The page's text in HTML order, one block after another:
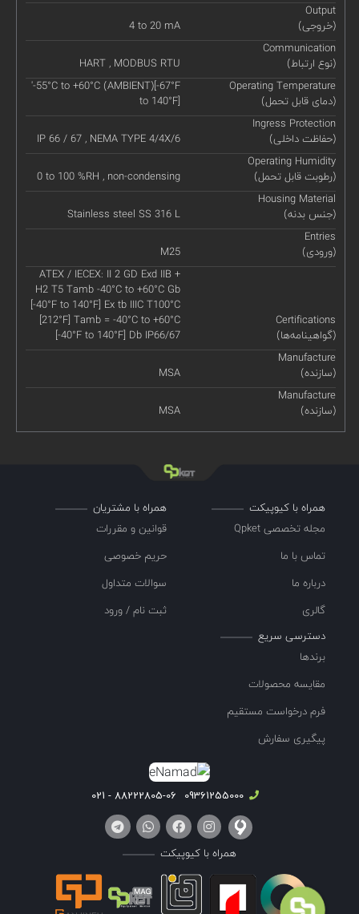
Output
(خروجی)
4 to 20 mA
Communication
(نوع ارتباط)
HART , MODBUS RTU
Operating Temperature
(دمای قابل تحمل)
'-55°C to +60°C (AMBIENT)[-67°F
to 140°F]
Ingress Protection
(حفاظت داخلی)
IP 66 / 67 , NEMA TYPE 4/4X/6
Operating Humidity
(رطوبت قابل تحمل)
0 to 100 %RH , non-condensing
Housing Material
(جنس بدنه)
Stainless steel SS 316 L
Entries
(ورودی)
M25
Certifications
(گواهینامه‌ها)
ATEX / IECEX: II 2 GD Exd IIB +
H2 T5 Tamb -40°C to +60°C Gb
[-40°F to 140°F] Ex tb IIIC T100°C
[212°F] Tamb = -40°C to +60°C
[-40°F to 140°F] Db IP66/67
Manufacture
(سازنده)
MSA
Manufacture
(سازنده)
MSA
همراه با کیوپیکت
مجله تخصصی Qpket
تماس با ما
درباره ما
گالری
همراه با مشتریان
قوانین و مقررات
حریم خصوصی
سوالات متداول
ثبت نام / ورود
دسترسی سریع
برندها
مقایسه محصولات
فرم درخواست مستقیم
پیگیری سفارش
09361255000
88222805-06 - 021
همراه با کیوپیکت